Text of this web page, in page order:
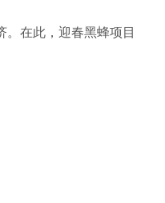
在此，迎春黑蜂项目